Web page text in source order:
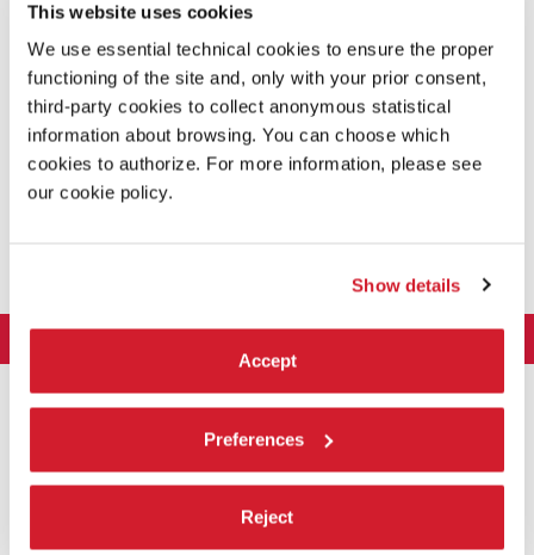
This website uses cookies
We use essential technical cookies to ensure the proper
functioning of the site and, only with your prior consent,
third-party cookies to collect anonymous statistical
information about browsing. You can choose which
cookies to authorize. For more information, please see
our cookie policy.
Show details
Accept
Preferences
Reject
Cariche istituzionali
Luoghi
ARTE 2026
Direttrice
Intervento di Koyo Kouoh / La squadra di Koyo Kouoh
Mostra
Partecipazioni Nazionali (procedura)
CINEMA 2026